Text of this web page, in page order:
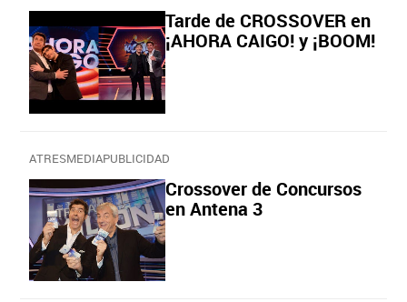
Tarde de CROSSOVER en
¡AHORA CAIGO! y ¡BOOM!
ATRESMEDIAPUBLICIDAD
Crossover de Concursos
en Antena 3